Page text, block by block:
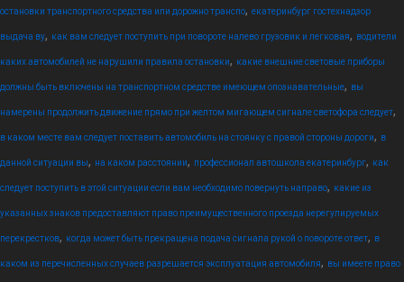
остановки транспортного средства или дорожно транспо, екатеринбург гостехнадзор
выдача ву, как вам следует поступить при повороте налево грузовик и легковая, водители
каких автомобилей не нарушили правила остановки, какие внешние световые приборы
должны быть включены на транспортном средстве имеющем опознавательные, вы
намерены продолжить движение прямо при желтом мигающем сигнале светофора следует,
в каком месте вам следует поставить автомобиль на стоянку с правой стороны дороги, в
данной ситуации вы, на каком расстоянии, профессионал автошкола екатеринбург, как
следует поступить в этой ситуации если вам необходимо повернуть направо, какие из
указанных знаков предоставляют право преимущественного проезда нерегулируемых
перекрестков, когда может быть прекращена подача сигнала рукой о повороте ответ, в
каком из перечисленных случаев разрешается эксплуатация автомобиля, вы имеете право